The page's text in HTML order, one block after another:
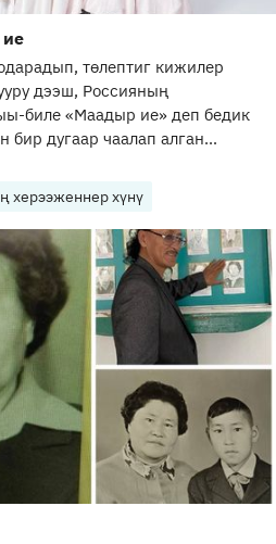
төлептиг кижилер
дээш, Россияның
биле «Маадыр ие» деп бедик
дугаар чаалап алган...
херээженнер хүнү